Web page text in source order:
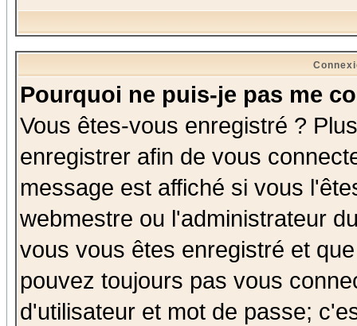
Pourquoi ne puis-je pas me
Vous êtes-vous enregistré ?
enregistrer afin de vous
message est affiché si vous
webmestre ou l'administrateur
vous vous êtes enregistré et
pouvez toujours pas vous
d'utilisateur et mot de passe;